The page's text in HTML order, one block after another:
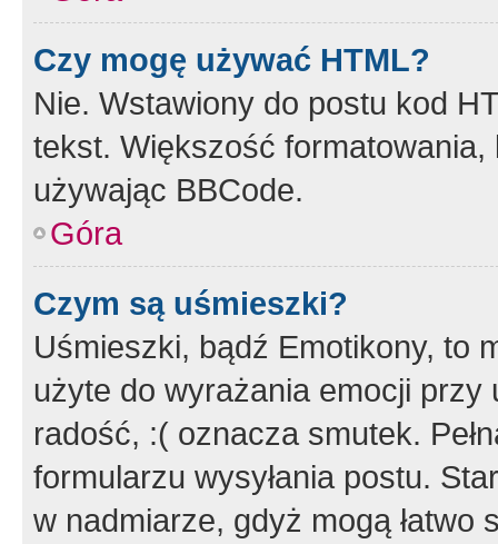
Czy mogę używać HTML?
Nie. Wstawiony do postu kod
tekst. Większość
używając BBCode.
Góra
Czym są uśmieszki?
Uśmieszki, bądź Emotikony, to
użyte do wyrażania emocji
radość, :( oznacza smutek.
formularzu wysyłania postu.
w nadmiarze, gdyż mogą